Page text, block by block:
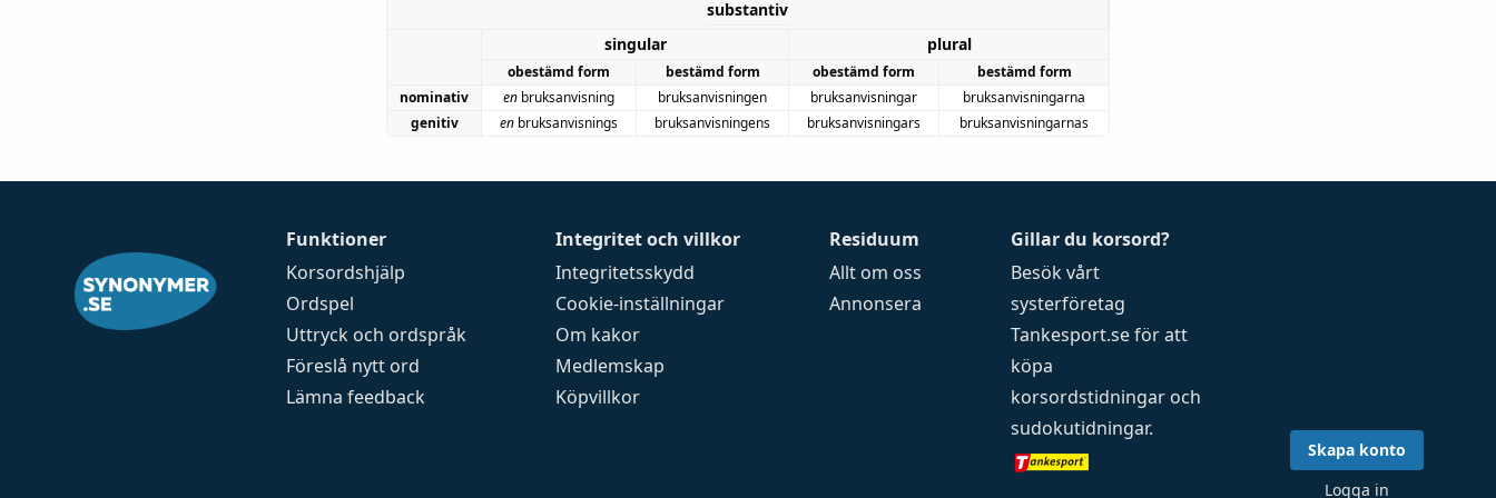
substantiv
singular
plural
obestämd form bestämd form obestämd form
bestämd form
nominativ
en bruksanvisning bruksanvisningen bruksanvisningar
bruksanvisningarna
genitiv
en bruksanvisnings bruksanvisningens bruksanvisningars bruksanvisningarnas
Funktioner
Korsordshjälp
Ordspel
Uttryck och ordspråk
Föreslå nytt ord
Lämna feedback
Integritet och villkor
Integritetsskydd
Cookie-inställningar
Om kakor
Medlemskap
Köpvillkor
Residuum
Allt om oss
Annonsera
Gillar du korsord?
Besök vårt
systerföretag
Tankesport.seför att
köpa
korsordstidningar och
sudokutidningar.
Skapa konto
Logga in